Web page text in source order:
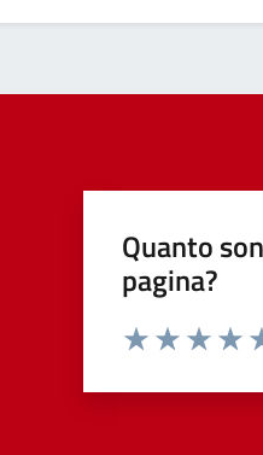
Quanto
pagina?